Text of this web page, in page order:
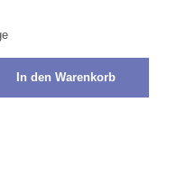
In den Warenkorb